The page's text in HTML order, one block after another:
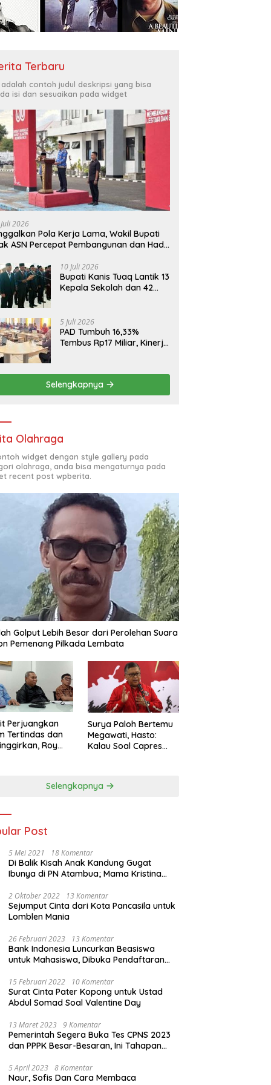
Terbaru
adalah contoh judul deskripsi yang bisa
isi dan sesuaikan pada widget
2026
Pola Kerja Lama, Wakil Bupati
ASN Percepat Pembangunan dan Hadir
10 Juli 2026
Bupati Kanis Tuaq Lantik 13
Kepala Sekolah dan 42
5 Juli 2026
PAD Tumbuh 16,33%
Tembus Rp17 Miliar, Kinerja
Selengkapnya
Olahraga
widget dengan style gallery pada
olahraga, anda bisa mengaturnya pada
recent post wpberita.
Golput Lebih Besar dari Perolehan Suara
Pemenang Pilkada Lembata
Perjuangkan
Tertindas dan
Roy
Surya Paloh Bertemu
Megawati, Hasto:
Kalau Soal Capres
Selengkapnya
Post
5 Mei 2021 18 Komentar
Di Balik Kisah Anak Kandung Gugat
Ibunya di PN Atambua; Mama Kristina
2 Oktober 2022 13 Komentar
Sejumput Cinta dari Kota Pancasila untuk
Lomblen Mania
26 Februari 2023 13 Komentar
Bank Indonesia Luncurkan Beasiswa
untuk Mahasiswa, Dibuka Pendaftaran
15 Februari 2022 10 Komentar
Surat Cinta Pater Kopong untuk Ustad
Abdul Somad Soal Valentine Day
13 Maret 2023 9 Komentar
Pemerintah Segera Buka Tes CPNS 2023
dan PPPK Besar-Besaran, Ini Tahapan
5 April 2023 8 Komentar
Naur, Sofis Dan Cara Membaca